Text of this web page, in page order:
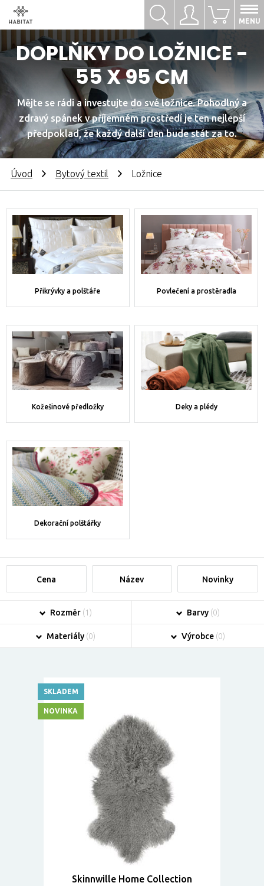
Přihlásit se
DOPLŇKY DO LOŽNICE -
55 X 95 CM
Mějte se rádi a investujte do své ložnice. Pohodlný a
zdravý spánek v příjemném prostředí je ten nejlepší
předpoklad, že každý další den bude stát za to.
0
MENU
Hledat
Úvod Bytový textil Ložnice
Přikrývky a polštáře Povlečení a prostěradla
Kožešinové předložky Deky a plédy
Dekorační polštářky
Cena Název Novinky
Rozměr (1) Barvy (0)
Materiály (0) Výrobce (0)
Skinnwille Home Collection
SKLADEM
NOVINKA